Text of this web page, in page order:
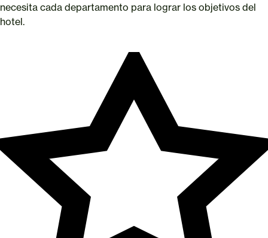
necesita cada departamento para lograr los objetivos del
hotel.